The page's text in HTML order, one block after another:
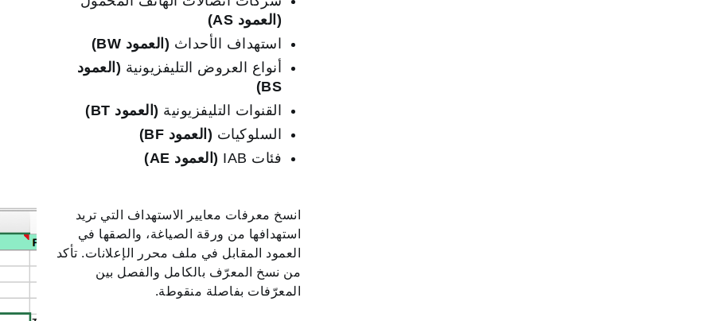
(العمود AS)
استهداف الأحداث (العمود BW)
أنواع العروض التليفزيونية (العمود
BS)
القنوات التليفزيونية (العمود BT)
السلوكيات (العمود BF)
فئات IAB
(العمود AE)
انسخ معرفات معايير الاستهداف التي تريد
استهدافها من ورقة الصياغة، والصقها في
العمود المقابل في ملف محرر الإعلانات. تأكد
من نسخ المعرّف بالكامل والفصل بين
المعرّفات بفاصلة منقوطة.